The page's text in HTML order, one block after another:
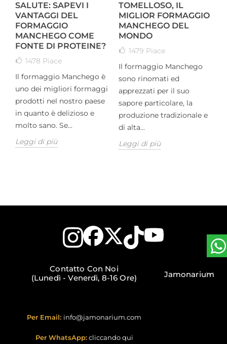
SALUTE: SAPEVI I
VANTAGGI DEL
FORMAGGIO
MANCHEGO COME
FONTE DI PROTEINE?
1478 Piace
Il formaggio Manchego è
uno dei migliori formaggi
prodotti nel nostro paese
in quanto è delizioso e
molto sano. Se...
Leggi di più
TOMELLOSO, IL
MIGLIOR FORMAGGIO
MANCHEGO DEL
MONDO
1479 Piace
Il formaggio Manchego
sono rinomati ed
apprezzati per il suo
sapore particolare, la
produzione tradizionale e
di alta...
Leggi di più
Contatto Con Noi
(Lunedì - Venerdì, 8-16 Ore)
Per Email: info@jamonarium.com
Per WhatsApp: cliccando qui
Jamonarium